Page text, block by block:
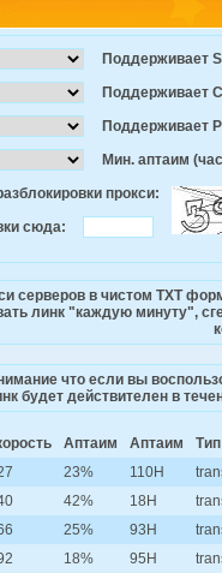
Поддерживает
Поддерживает
Поддерживает
Мин. аптаим
прокси:
сюда:
серверов в чистом TXT
линк "каждую минуту",
что если вы
будет действителен в
Аптаим Аптаим
Тип
23% 110H
42% 18H
25% 93H
18% 95H